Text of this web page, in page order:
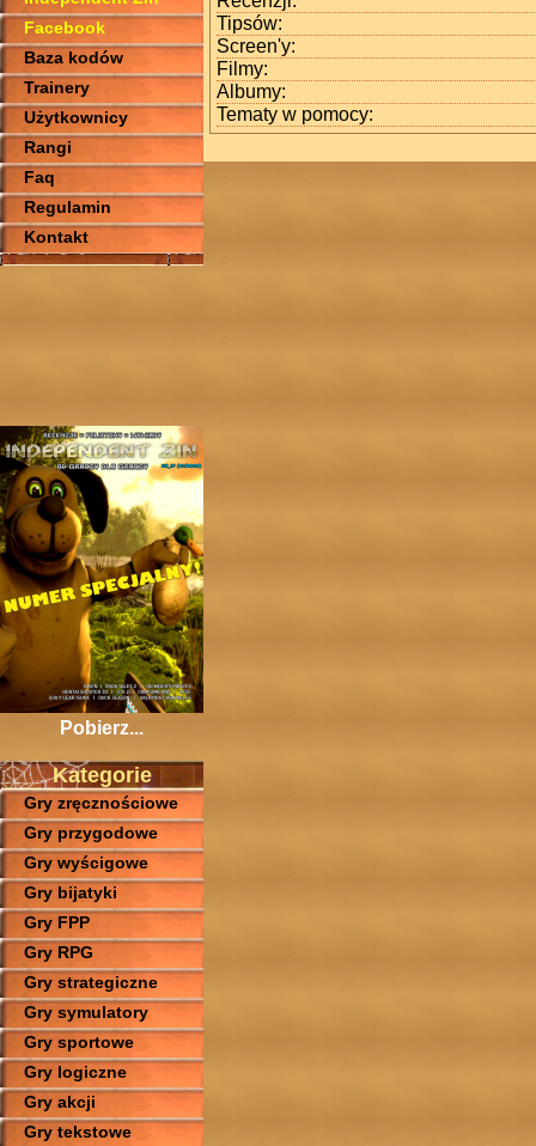
Facebook
Baza kodów
Trainery
Użytkownicy
Rangi
Faq
Regulamin
Kontakt
Pobierz...
Kategorie
Gry zręcznościowe
Gry przygodowe
Gry wyścigowe
Gry bijatyki
Gry FPP
Gry RPG
Gry strategiczne
Gry symulatory
Gry sportowe
Gry logiczne
Gry akcji
Gry tekstowe
Tipsów:
Screen'y:
Filmy:
Albumy:
Tematy w pomocy: